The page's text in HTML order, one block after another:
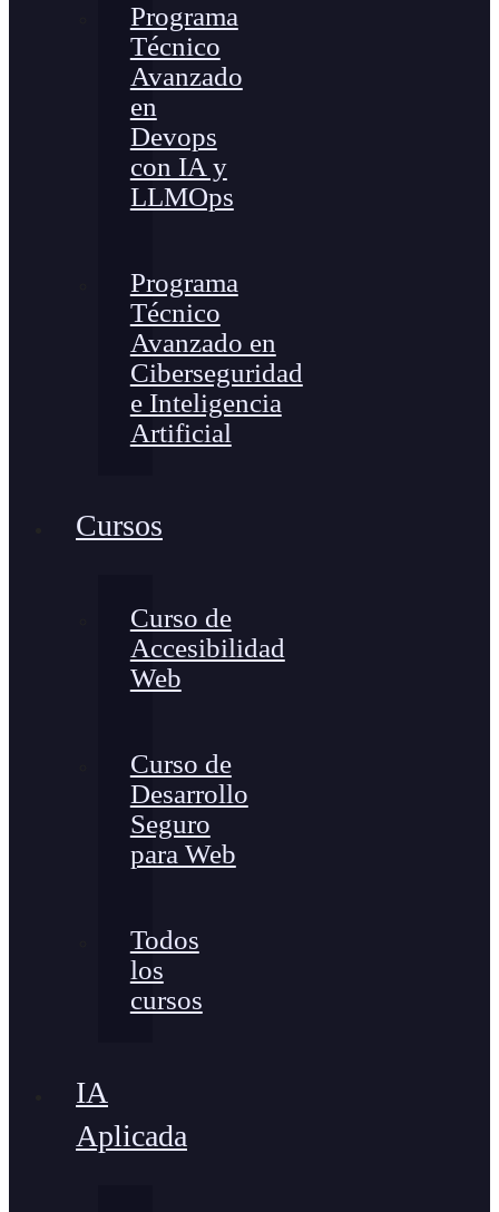
Programa
Técnico
Avanzado
en
Devops
con IA y
LLMOps
Programa
Técnico
Avanzado en
Ciberseguridad
e Inteligencia
Artificial
Cursos
Curso de
Accesibilidad
Web
Curso de
Desarrollo
Seguro
para Web
Todos
los
cursos
IA
Aplicada